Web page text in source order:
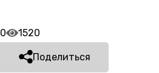
1520
Поделиться